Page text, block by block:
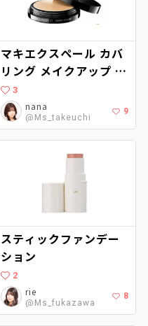
マキエクスペール カバ
リング メイクアップ フ
ァンデーション
3
nana
@Ms_takeuchi
9
スティックファンデー
ション
2
rie
@Ms_fukazawa
8